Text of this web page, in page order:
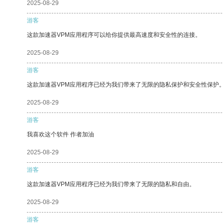
2025-08-29
游客
这款加速器VPM应用程序可以给你提供最高速度和安全性的连接。
2025-08-29
游客
这款加速器VPM应用程序已经为我们带来了无限的隐私保护和安全性保护
2025-08-29
游客
我喜欢这个软件 作者加油
2025-08-29
游客
这款加速器VPM应用程序已经为我们带来了无限的隐私和自由。
2025-08-29
游客